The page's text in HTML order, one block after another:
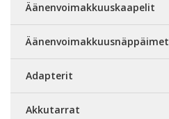
Äänenvoimakkuuskaapelit
Äänenvoimakkuusnäppäimet
Adapterit
Akkutarrat